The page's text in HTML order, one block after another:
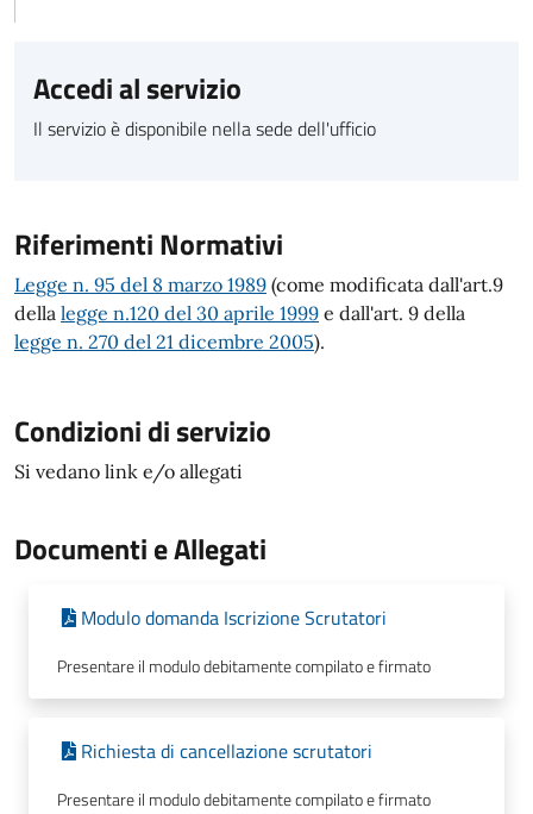
Accedi al servizio
Il servizio è disponibile nella sede dell'ufficio
Riferimenti Normativi
Legge n. 95 del 8 marzo 1989 (come modificata dall'art.9
della legge n.120 del 30 aprile 1999 e dall'art. 9 della
legge n. 270 del 21 dicembre 2005).
Condizioni di servizio
Si vedano link e/o allegati
Documenti e Allegati
Modulo domanda Iscrizione Scrutatori
Presentare il modulo debitamente compilato e firmato
Richiesta di cancellazione scrutatori
Presentare il modulo debitamente compilato e firmato